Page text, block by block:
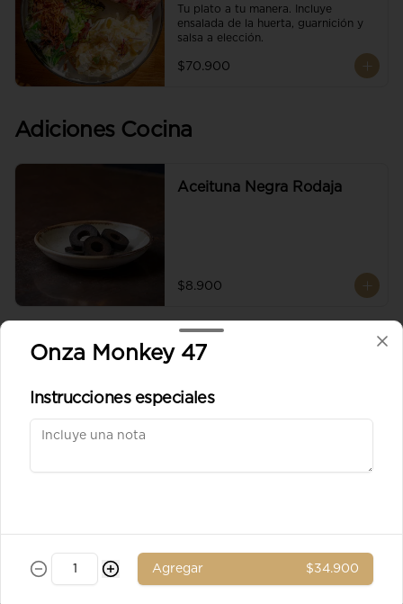
Tu plato a tu manera. Incluye
ensalada de la huerta, guarnición y
salsa a elección.
$70.900
Adiciones Cocina
Aceituna Negra Rodaja
$8.900
Aceituna verde entera
Onza Monkey 47
Instrucciones especiales
Agregar $34.900